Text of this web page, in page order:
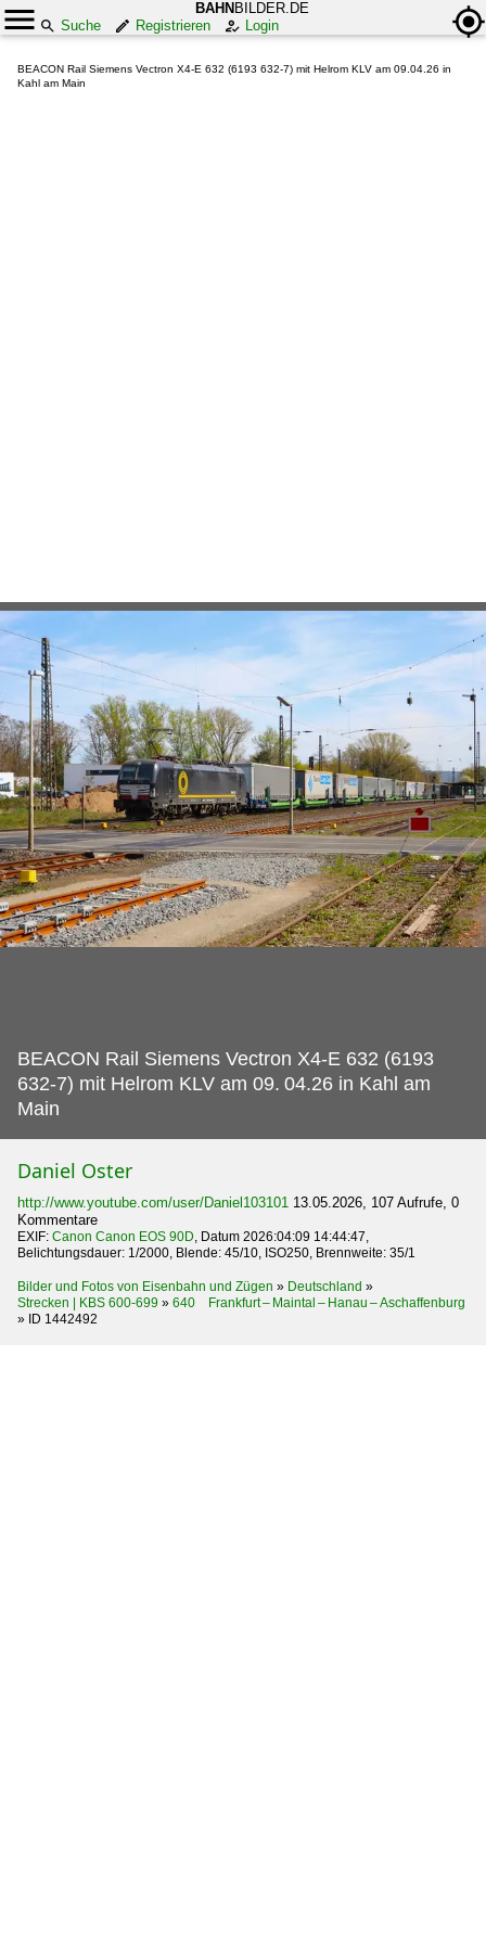
BAHN BILDER.DE
Suche
Registrieren Login
BEACON Rail Siemens Vectron X4-E 632 (6193 632-7) mit Helrom KLV am 09.04.26 in
Kahl am Main
BEACON Rail Siemens Vectron X4-E 632 (6193
632-7) mit Helrom KLV am 09. 04.26 in Kahl am
Main
Daniel Oster
http://www.youtube.com/user/Daniel103101 13.05.2026, 107 Aufrufe, 0
Kommentare
EXIF: Canon Canon EOS 90D, Datum 2026:04:09 14:44:47,
Belichtungsdauer: 1/2000, Blende: 45/10, ISO250, Brennweite: 35/1
Bilder und Fotos von Eisenbahn und Zügen » Deutschland »
Strecken | KBS 600-699 » 640 Frankfurt – Maintal – Hanau – Aschaffenburg
» ID 1442492